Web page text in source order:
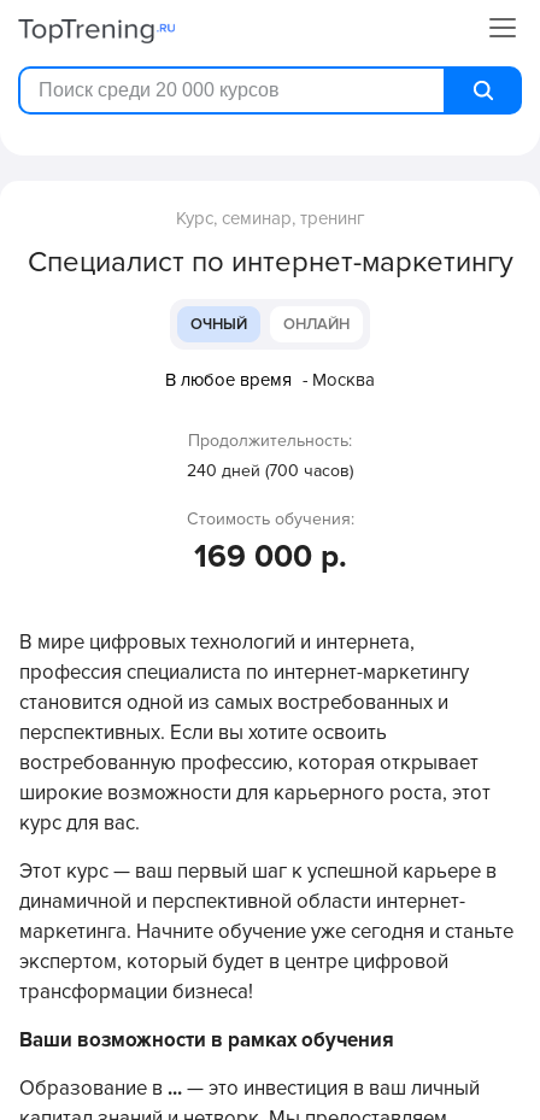
Курс, семинар, тренинг
Специалист по интернет-маркетингу
ОЧНЫЙ ОНЛАЙН
В любое время - Москва
Продолжительность:
240 дней (700 часов)
Стоимость обучения:
169 000 р.
В мире цифровых технологий и интернета,
профессия специалиста по интернет-маркетингу
становится одной из самых востребованных и
перспективных. Если вы хотите освоить
востребованную профессию, которая открывает
широкие возможности для карьерного роста, этот
курс для вас.
Этот курс — ваш первый шаг к успешной карьере в
динамичной и перспективной области интернет-
маркетинга. Начните обучение уже сегодня и станьте
экспертом, который будет в центре цифровой
трансформации бизнеса!
Ваши возможности в рамках обучения
Образование в ... — это инвестиция в ваш личный